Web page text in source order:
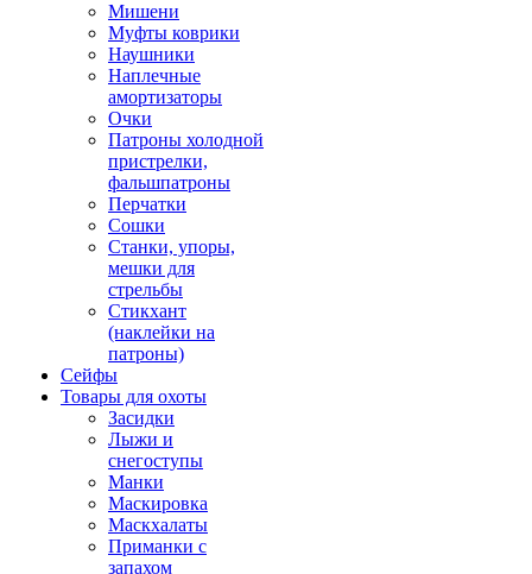
Мишени
Муфты коврики
Наушники
Наплечные
амортизаторы
Очки
Патроны холодной
пристрелки,
фальшпатроны
Перчатки
Сошки
Станки, упоры,
мешки для
стрельбы
Стикхант
(наклейки на
патроны)
Сейфы
Товары для охоты
Засидки
Лыжи и
снегоступы
Манки
Маскировка
Маскхалаты
Приманки с
запахом